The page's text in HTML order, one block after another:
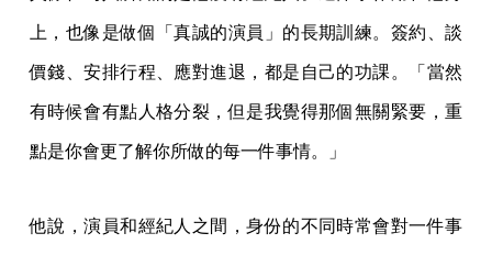
上，也像是做個「真誠的演員」的長期訓練。簽約、談
價錢、安排行程、應對進退，都是自己的功課。「當然
有時候會有點人格分裂，但是我覺得那個無關緊要，重
點是你會更了解你所做的每一件事情。」
他說，演員和經紀人之間，身份的不同時常會對一件事